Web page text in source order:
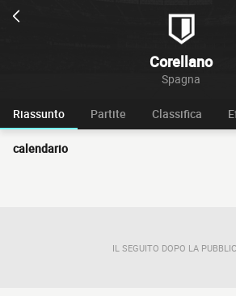
Corellano
Spagna
Riassunto Partite Classifica
calendario
IL SEGUITO DOPO LA